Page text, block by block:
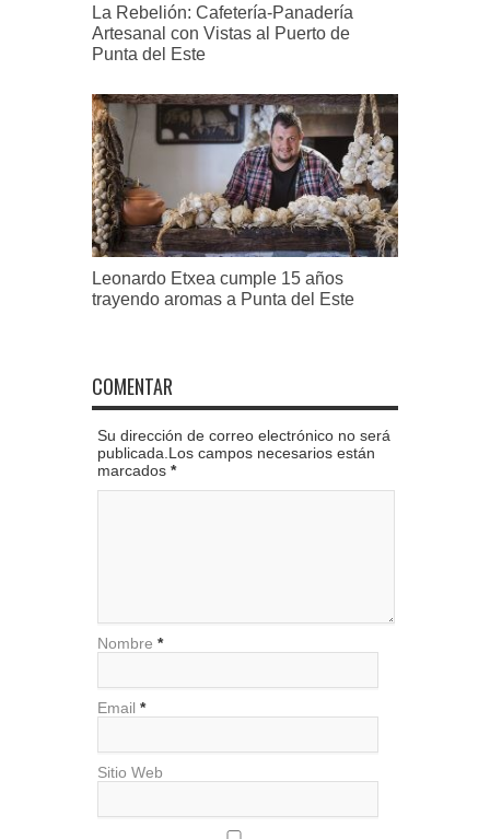
La Rebelión: Cafetería-Panadería
Artesanal con Vistas al Puerto de
Punta del Este
Leonardo Etxea cumple 15 años
trayendo aromas a Punta del Este
COMENTAR
Su dirección de correo electrónico no será
publicada.Los campos necesarios están
marcados *
Nombre *
Email *
Sitio Web